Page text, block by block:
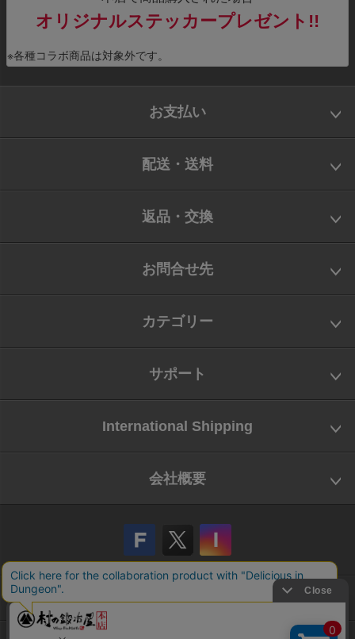
オリジナルステッカープレゼント!!
※各種コラボ商品は対象外です。
お支払い
配送・送料
返品・交換
お問合せ先
カテゴリー
サポート
International Shipping
会社概要
会社概要